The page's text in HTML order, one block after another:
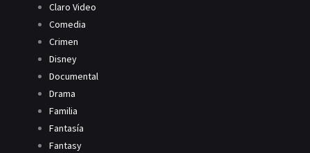
Claro Video
Comedia
Crimen
Disney
Documental
Drama
Familia
Fantasía
Fantasy